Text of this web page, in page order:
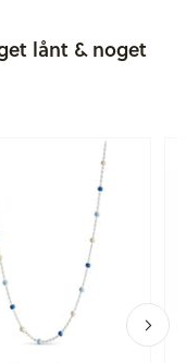
lånt & noget